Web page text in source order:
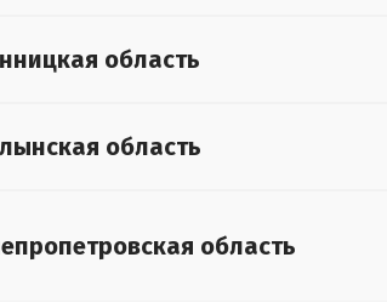
область
область
область